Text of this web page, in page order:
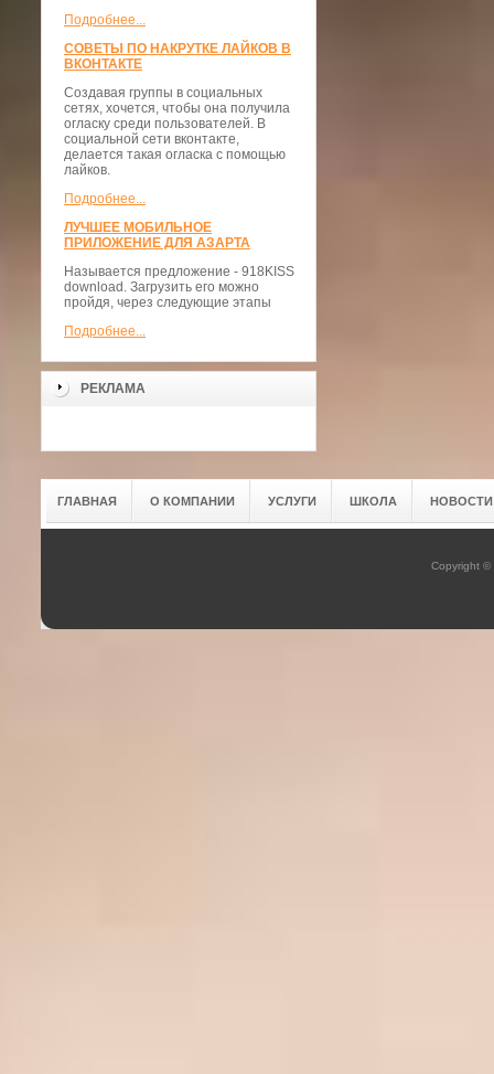
Подробнее...
СОВЕТЫ ПО НАКРУТКЕ ЛАЙКОВ В
ВКОНТАКТЕ
Создавая группы в социальных
сетях, хочется, чтобы она получила
огласку среди пользователей. В
социальной сети вконтакте,
делается такая огласка с помощью
лайков.
Подробнее...
ЛУЧШЕЕ МОБИЛЬНОЕ
ПРИЛОЖЕНИЕ ДЛЯ АЗАРТА
Называется предложение - 918KISS
download. Загрузить его можно
пройдя, через следующие этапы
Подробнее...
РЕКЛАМА
ГЛАВНАЯ О КОМПАНИИ УСЛУГИ ШКОЛА НОВОСТИ
Copyright